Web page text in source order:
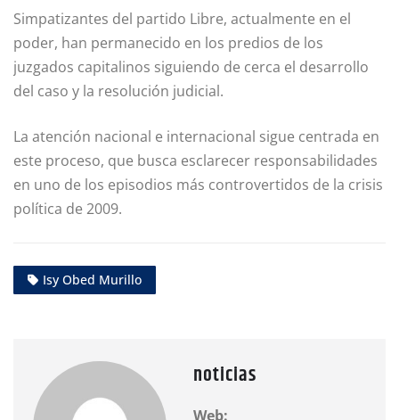
Simpatizantes del partido Libre, actualmente en el
poder, han permanecido en los predios de los
juzgados capitalinos siguiendo de cerca el desarrollo
del caso y la resolución judicial.
La atención nacional e internacional sigue centrada en
este proceso, que busca esclarecer responsabilidades
en uno de los episodios más controvertidos de la crisis
política de 2009.
Isy Obed Murillo
noticias
Web: